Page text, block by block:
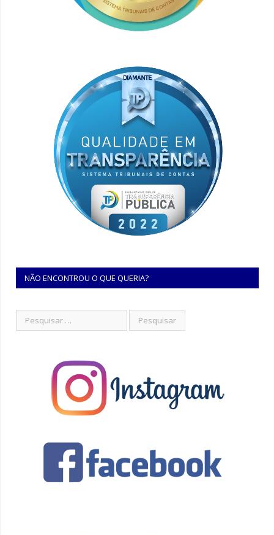
NÃO ENCONTROU O QUE QUERIA?